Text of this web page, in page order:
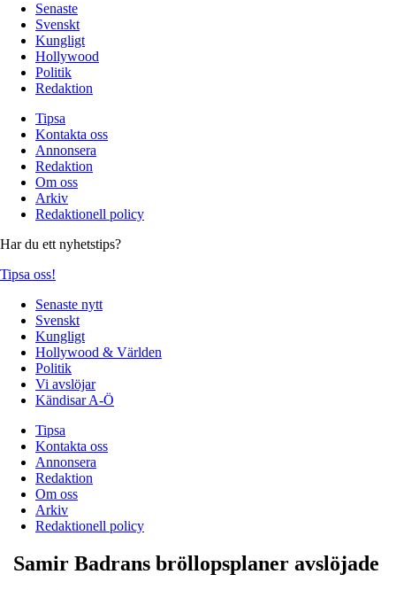
Senaste
Svenskt
Kungligt
Hollywood
Politik
Redaktion
Tipsa
Kontakta oss
Annonsera
Redaktion
Om oss
Arkiv
Redaktionell policy
Har du ett nyhetstips?
Tipsa oss!
Senaste nytt
Svenskt
Kungligt
Hollywood & Världen
Politik
Vi avslöjar
Kändisar A-Ö
Tipsa
Kontakta oss
Annonsera
Redaktion
Om oss
Arkiv
Redaktionell policy
Samir Badrans bröllopsplaner avslöjade